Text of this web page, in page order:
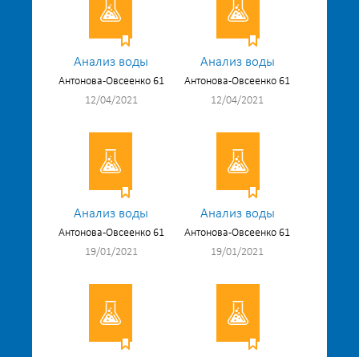
Анализ воды
Антонова-Овсеенко 61
12/04/2021
Анализ воды
Антонова-Овсеенко 61
12/04/2021
Анализ воды
Антонова-Овсеенко 61
19/01/2021
Анализ воды
Антонова-Овсеенко 61
19/01/2021